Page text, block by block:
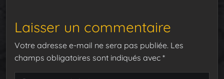
Laisser un commentaire
Votre adresse e-mail ne sera pas publiée. Les
champs obligatoires sont indiqués avec *